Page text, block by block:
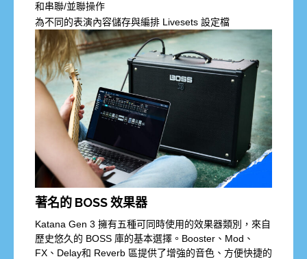
和串聯/並聯操作
為不同的表演內容儲存與編排 Livesets 設定檔
著名的 BOSS 效果器
Katana Gen 3 擁有五種可同時使用的效果器類別，來自
歷史悠久的 BOSS 庫的基本選擇。Booster、Mod、
FX、Delay和 Reverb 區提供了增強的音色、方便快捷的